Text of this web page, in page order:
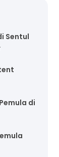
Sentul
di